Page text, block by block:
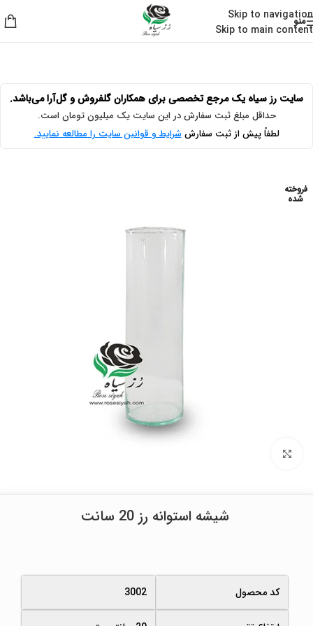
Skip to navigation
Skip to main content
منو
خانه/ شیشه گل تک شاخه
سایت رز سیاه یک مرجع تخصصی برای همکاران گلفروش و گل‌آرا می‌باشد.
حداقل مبلغ ثبت سفارش در این سایت یک میلیون تومان است.
لطفاً پیش از ثبت سفارششرایط و قوانین سایت را مطالعه نمایید.
فروخته
شده
شیشه استوانه رز 20 سانت
کد محصول 3002